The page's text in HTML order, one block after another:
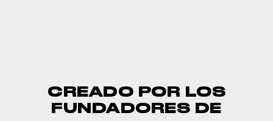
CREADO POR LOS
FUNDADORES DE